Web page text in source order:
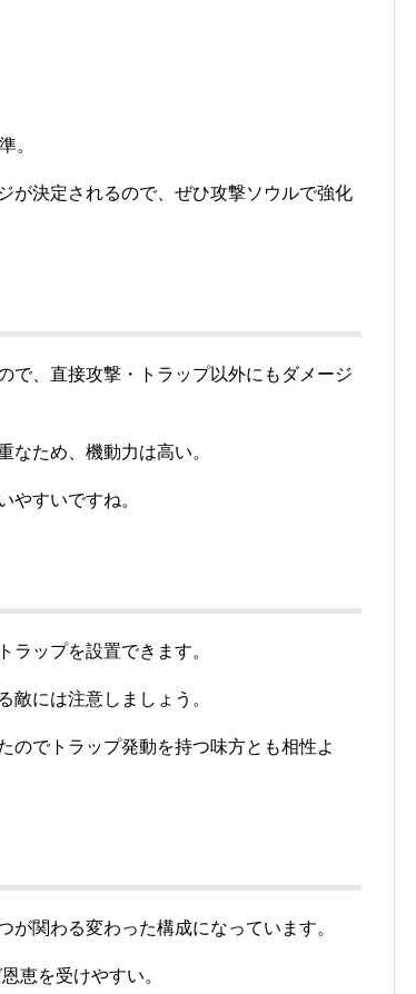
。
が決定されるので、ぜひ攻撃ソウルで強化
で、直接攻撃・トラップ以外にもダメージ
なため、機動力は高い。
やすいですね。
ラップを設置できます。
敵には注意しましょう。
のでトラップ発動を持つ味方とも相性よ
関わる変わった構成になっています。
恵を受けやすい。